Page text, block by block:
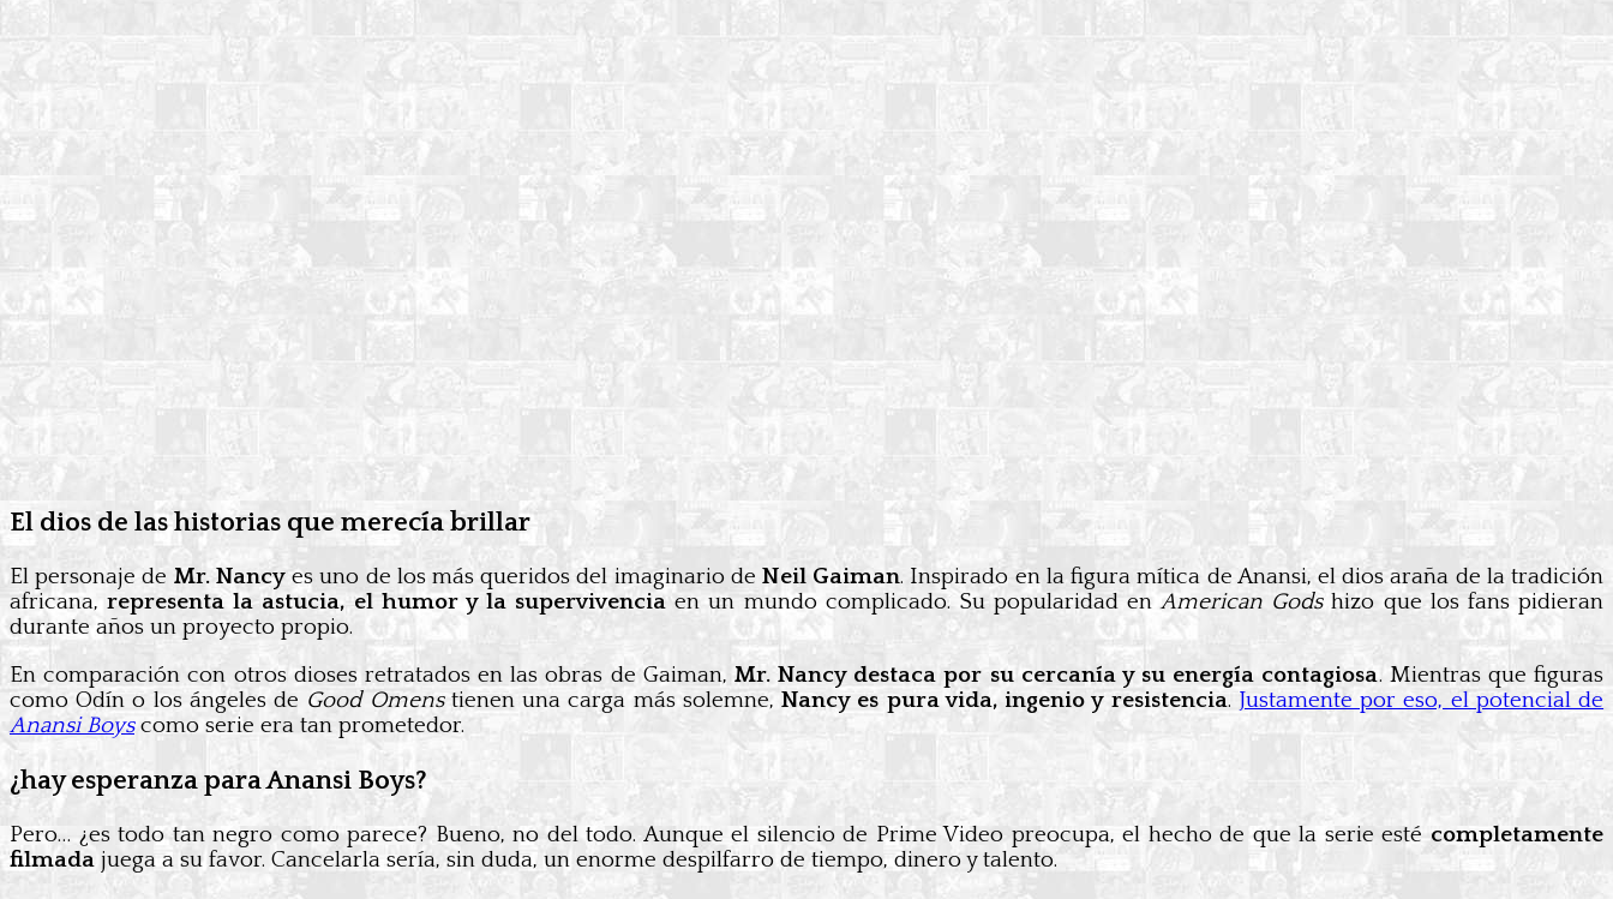
El dios de las historias que merecía brillar
El personaje de Mr. Nancyes uno de los más queridos del imaginario deNeil Gaiman. Inspirado en la figura mítica de Anansi, el dios araña de la tradición
africana,representa la astucia, el humor y la supervivenciaen un mundo complicado. Su popularidad enAmerican Godshizo que los fans pidieran
durante años un proyecto propio.
En comparación con otros dioses retratados en las obras de Gaiman, Mr. Nancy destaca por su cercanía y su energía contagiosa. Mientras que figuras
como Odín o los ángeles de Good Omenstienen una carga más solemne,Nancy es pura vida, ingenio y resistencia. Justamente por eso, el potencial de
Anansi Boyscomo serie era tan prometedor.
¿hay esperanza para Anansi Boys?
Pero… ¿es todo tan negro como parece? Bueno, no del todo. Aunque el silencio de Prime Video preocupa, el hecho de que la serie esté completamente
filmada juega a su favor. Cancelarla sería, sin duda, un enorme despilfarro de tiempo, dinero y talento.